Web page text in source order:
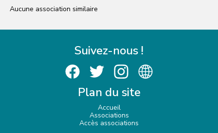
Aucune association similaire
Suivez-nous !
Plan du site
Accueil
Associations
Accès associations